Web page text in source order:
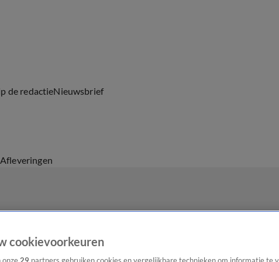
de redactieNieuwsbrief
Afleveringen
cookievoorkeuren